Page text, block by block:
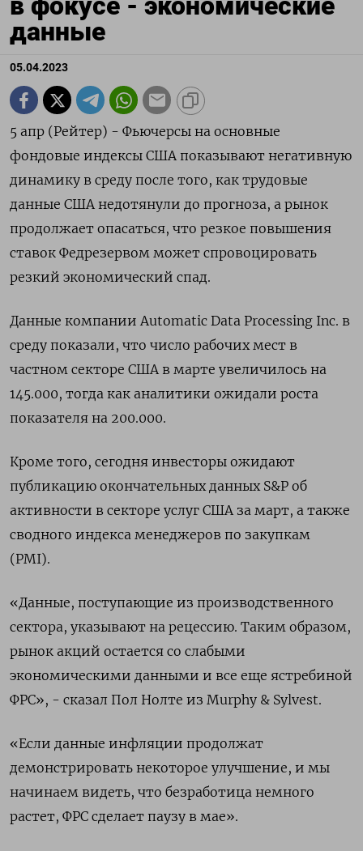
данные
05.04.2023
5 апр (Рейтер) - Фьючерсы на основные
фондовые индексы США показывают негативную
динамику в среду после того, как трудовые
данные США недотянули до прогноза, а рынок
продолжает опасаться, что резкое повышения
ставок Федрезервом может спровоцировать
резкий экономический спад.
Данные компании Automatic Data Processing Inc. в
среду показали, что число рабочих мест в
частном секторе США в марте увеличилось на
145.000, тогда как аналитики ожидали роста
показателя на 200.000.
Кроме того, сегодня инвесторы ожидают
публикацию окончательных данных S&P об
активности в секторе услуг США за март, а также
сводного индекса менеджеров по закупкам
(PMI).
«Данные, поступающие из производственного
сектора, указывают на рецессию. Таким образом,
рынок акций остается со слабыми
экономическими данными и все еще ястребиной
ФРС», - сказал Пол Нолте из Murphy & Sylvest.
«Если данные инфляции продолжат
демонстрировать некоторое улучшение, и мы
начинаем видеть, что безработица немного
растет, ФРС сделает паузу в мае».